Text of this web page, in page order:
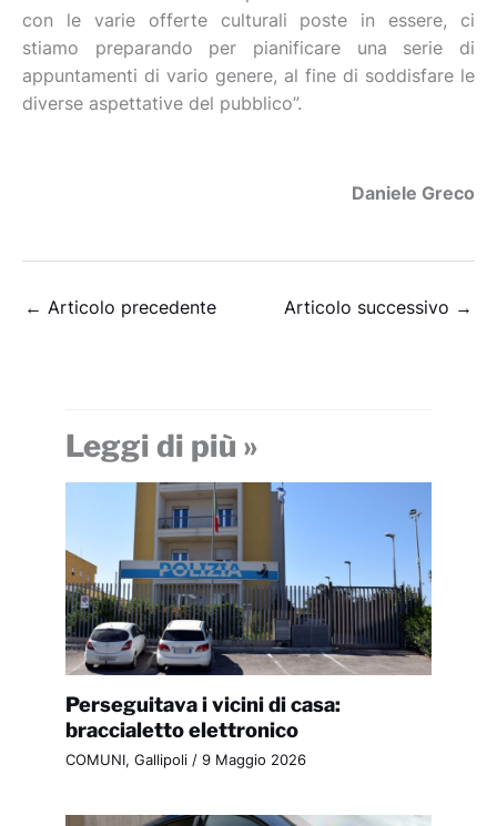
con le varie offerte culturali poste in essere, ci
stiamo preparando per pianificare una serie di
appuntamenti di vario genere, al fine di soddisfare le
diverse aspettative del pubblico”.
Daniele Greco
← Articolo precedente Articolo successivo →
Leggi di più »
Perseguitava i vicini di casa:
braccialetto elettronico
COMUNI, Gallipoli/ 9 Maggio 2026